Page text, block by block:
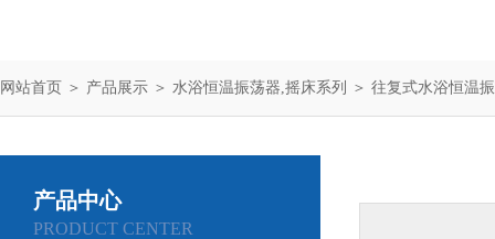
网站首页 ＞ 产品展示 ＞ 水浴恒温振荡器,摇床系列 ＞ 往复式水浴恒温
产品中心
PRODUCT CENTER